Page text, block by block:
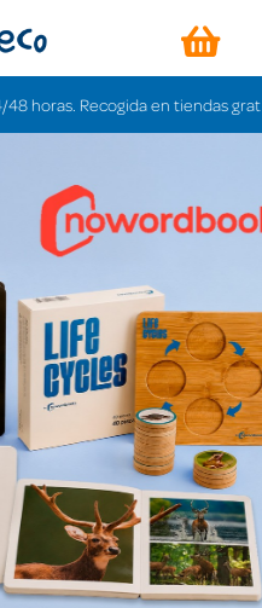
en tiendas gratis en 3-6 días.